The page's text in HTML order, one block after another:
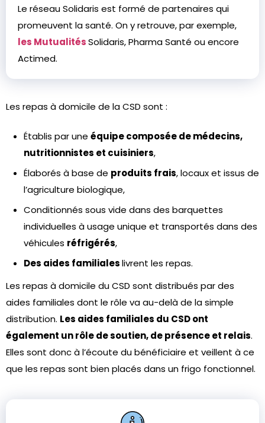
Le réseau Solidaris est formé de partenaires qui
promeuvent la santé. On y retrouve, par exemple,
les MutualitésSolidaris, Pharma Santé ou encore
Actimed.
Les repas à domicile de la CSD sont :
Établis par une équipe composée de médecins,
nutritionnistes et cuisiniers,
Élaborés à base de produits frais, locaux et issus de
l’agriculture biologique,
Conditionnés sous vide dans des barquettes
individuelles à usage unique et transportés dans des
véhicules réfrigérés,
Des aides familialeslivrent les repas.
Les repas à domicile du CSD sont distribués par des
aides familiales dont le rôle va au-delà de la simple
distribution. Les aides familiales du CSD ont
également un rôle de soutien, de présence et relais.
Elles sont donc à l’écoute du bénéficiaire et veillent à ce
que les repas sont bien placés dans un frigo fonctionnel.